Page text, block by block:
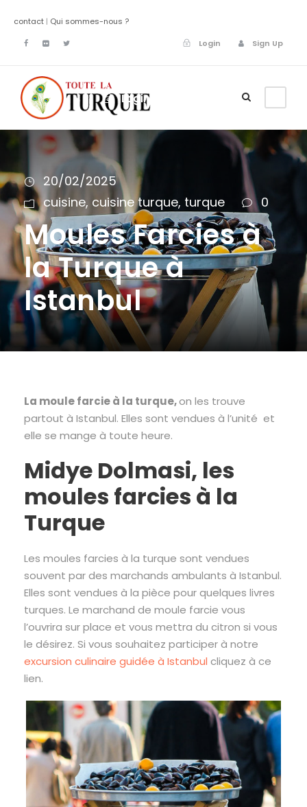
contact | Qui sommes-nous ?
Login
Sign Up
Login
20/02/2025
cuisine, cuisine turque, turque 0
Moules Farcies à
la Turque à
Istanbul
La moule farcie à la turque,on les trouve
partout à Istanbul. Elles sont vendues à l’unité et
elle se mange à toute heure.
Midye Dolmasi, les
moules farcies à la
Turque
Les moules farcies à la turque sont vendues
souvent par des marchands ambulants à Istanbul.
Elles sont vendues à la pièce pour quelques livres
turques. Le marchand de moule farcie vous
l’ouvrira sur place et vous mettra du citron si vous
le désirez. Si vous souhaitez participer à notre
excursion culinaire guidée à Istanbul cliquez à ce
lien.